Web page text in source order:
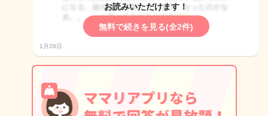
お読みいただけます！
無料で続きを見る(全2件)
1月28日